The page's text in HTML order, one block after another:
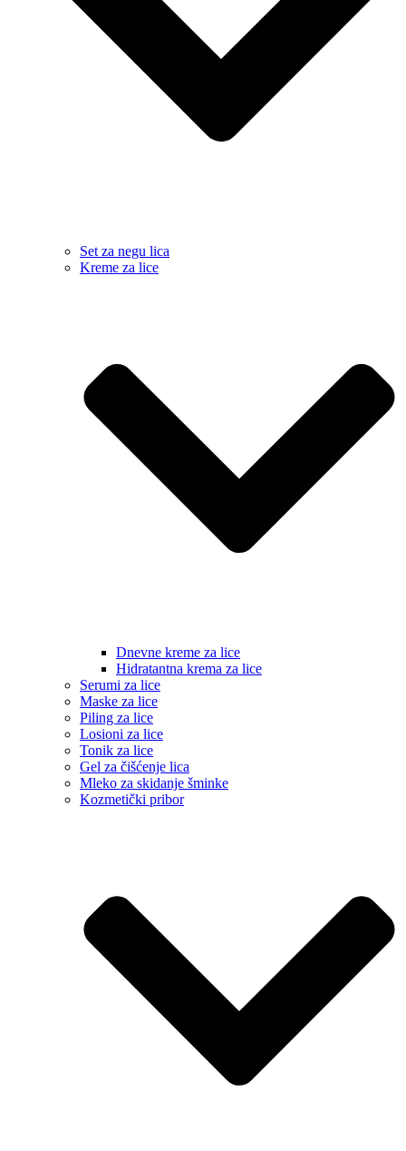
Set za negu lica
Kreme za lice
Dnevne kreme za lice
Hidratantna krema za lice
Serumi za lice
Maske za lice
Piling za lice
Losioni za lice
Tonik za lice
Gel za čišćenje lica
Mleko za skidanje šminke
Kozmetički pribor